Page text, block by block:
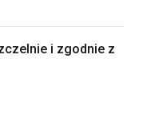
i zgodnie z